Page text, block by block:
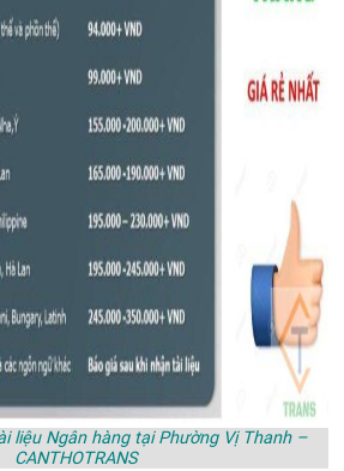
liệu Ngân hàng tại Phường Vị Thanh –
CANTHOTRANS